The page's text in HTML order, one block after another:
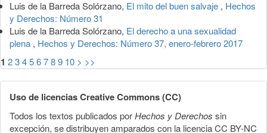
Luis de la Barreda Solórzano, El mito del buen salvaje , Hechos
y Derechos: Número 31
Luis de la Barreda Solórzano, El derecho a una sexualidad
plena , Hechos y Derechos: Número 37, enero-febrero 2017
1 23456789 10 > >>
Uso de licencias Creative Commons (CC)
Todos los textos publicados porHechos y Derechos sin
excepción, se distribuyen amparados con la licencia CC BY-NC